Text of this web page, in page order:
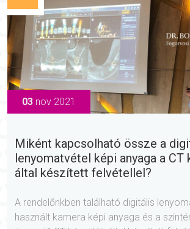
03 nov 2021
Miként kapcsolható össze a
lenyomatvétel képi anyaga a CT
által készített felvétellel?
A rendelőnkben található digitális
használt kamera képi anyaga és a